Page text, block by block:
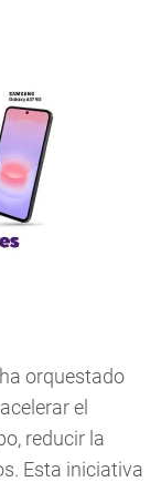
orquestado
el
reducir la
Esta iniciativa